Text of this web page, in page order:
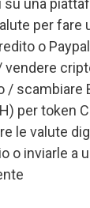
su una
per fare
o
vendere
/ scambiare
per token
le valute
o inviarle a